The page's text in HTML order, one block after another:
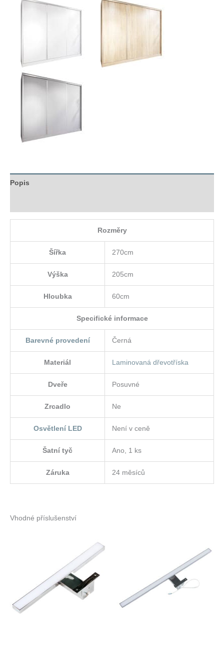
Popis
Rozměry
Šířka 270cm
Výška 205cm
Hloubka 60cm
Specifické informace
Barevné provedení Černá
Materiál Laminovaná dřevotříska
Dveře Posuvné
Zrcadlo Ne
Osvětlení LED Není v ceně
Šatní tyč Ano, 1 ks
Záruka 24 měsíců
Vhodné příslušenství